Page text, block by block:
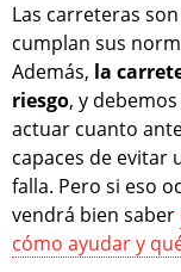
Las carreteras
cumplan sus
Además, la
riesgo, y
actuar cuanto
capaces de evitar
falla. Pero si eso
vendrá bien saber
cómo ayudar y